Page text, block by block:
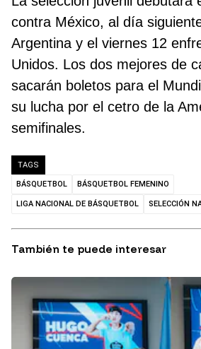
contra México, al día
Argentina y el viernes 12
Unidos. Los dos mejores de
sacarán boletos para el
su lucha por el cetro de la
semifinales.
TAGS
BÁSQUETBOL BÁSQUETBOL FEMENINO
LIGA NACIONAL DE BÁSQUETBOL SELECCIÓN
También te puede interesar